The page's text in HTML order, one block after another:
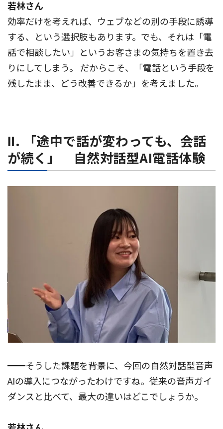
若林さん
効率だけを考えれば、ウェブなどの別の手段に誘導
する、という選択肢もあります。でも、それは「電
話で相談したい」というお客さまの気持ちを置き去
りにしてしまう。 だからこそ、「電話という手段を
残したまま、どう改善できるか」を考えました。
Ⅱ. 「途中で話が変わっても、会話
が続く」 自然対話型AI電話体験
━━そうした課題を背景に、今回の自然対話型音声
AIの導入につながったわけですね。従来の音声ガイ
ダンスと比べて、最大の違いはどこでしょうか。